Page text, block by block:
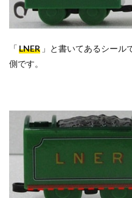
「LNER 」と書いてあるシール
側です。